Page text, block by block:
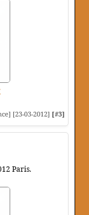
[23-03-2012] [#3]
Paris.